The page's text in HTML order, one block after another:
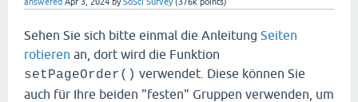
Sehen Sie sich bitte einmal die Anleitung Seiten
rotieren an, dort wird die Funktion
setPageOrder() verwendet. Diese können Sie
auch für Ihre beiden "festen" Gruppen verwenden, um